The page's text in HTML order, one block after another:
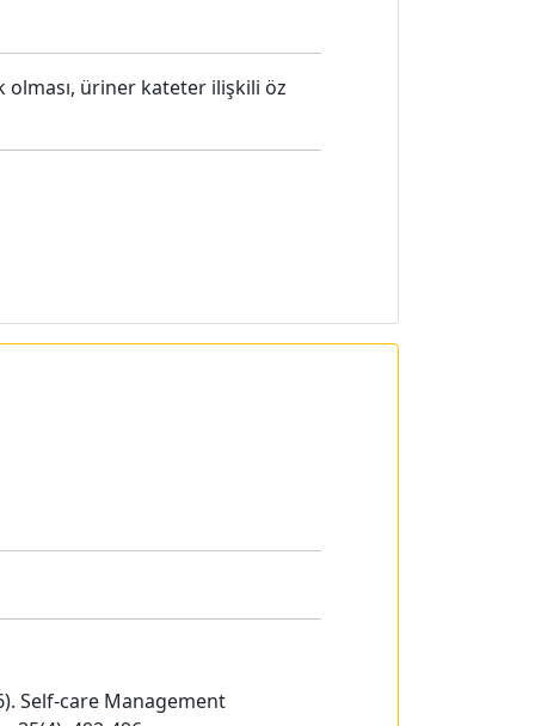
olması, üriner kateter ilişkili öz
Self-care Management